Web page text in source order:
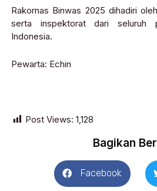
Rakornas Binwas 2025 dihadiri
serta inspektorat dari seluruh
Indonesia.
Pewarta: Echin
Post Views: 1,128
Bagikan
Facebook